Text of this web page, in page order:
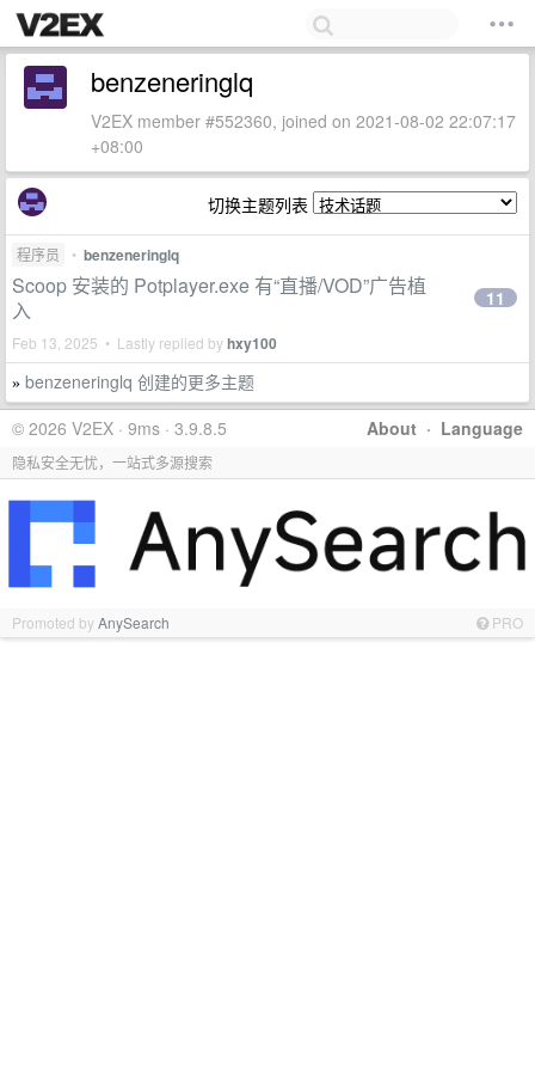
benzeneringlq
V2EX member #552360, joined on 2021-08-02 22:07:17
+08:00
切换主题列表
程序员 • benzeneringlq
Scoop 安装的 Potplayer.exe 有“直播/VOD”广告植
入
Feb 13, 2025 • Lastly replied byhxy100
11
» benzeneringlq 创建的更多主题
About · Language
© 2026 V2EX · 9ms · 3.9.8.5
隐私安全无忧，一站式多源搜索
Promoted byAnySearch PRO